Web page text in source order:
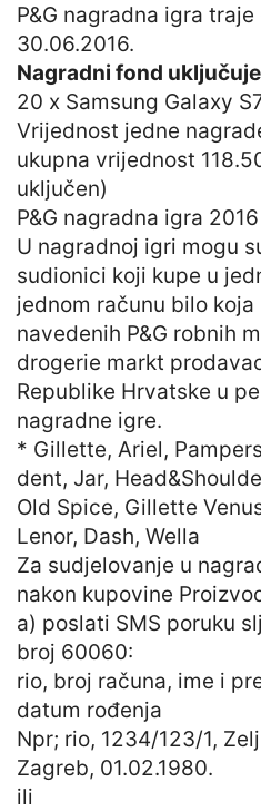
P&G nagradna igra
30.06.2016.
Nagradni fond
20 x Samsung Galaxy
Vrijednost jedne
ukupna vrijednost
uključen)
P&G nagradna igra
U nagradnoj igri mogu
sudionici koji kupe u
jednom računu bilo
navedenih P&G robnih
drogerie markt
Republike Hrvatske u
nagradne igre.
* Gillette, Ariel,
dent, Jar,
Old Spice, Gillette
Lenor, Dash, Wella
Za sudjelovanje u
nakon kupovine
a) poslati SMS poruku
broj 60060:
rio, broj računa, ime i
datum rođenja
Npr; rio, 1234/123/1,
Zagreb, 01.02.1980.
ili